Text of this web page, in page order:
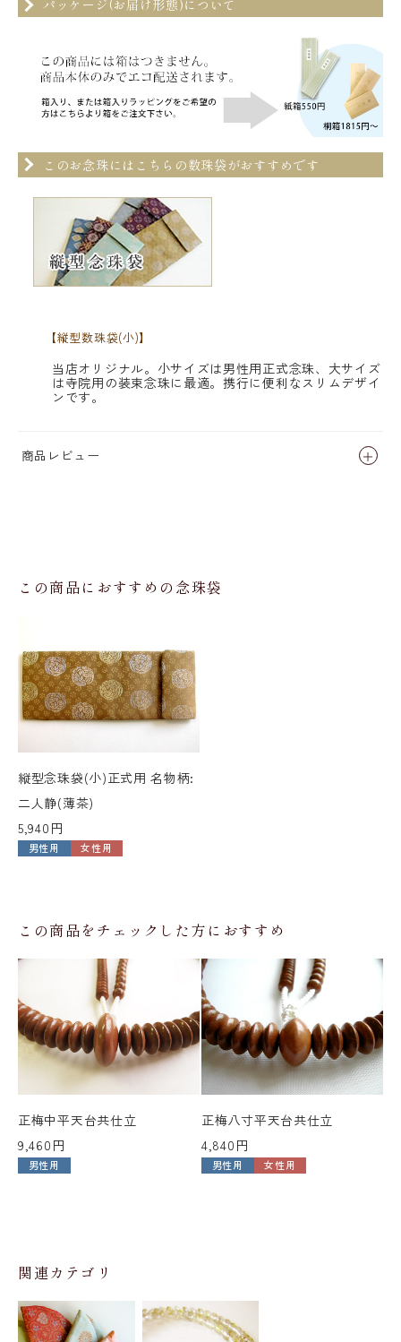
パッケージ(お届け形態)について
このお念珠にはこちらの数珠袋がおすすめです
【縦型数珠袋(小)】
当店オリジナル。小サイズは男性用正式念珠、大サイズ
は寺院用の装束念珠に最適。携行に便利なスリムデザイ
ンです。
商品レビュー
この商品におすすめの念珠袋
縦型念珠袋(小)正式用 名物柄:
二人静(薄茶)
5,940円
男性用 女性用
この商品をチェックした方におすすめ
正梅中平天台共仕立
9,460円
男性用
正梅八寸平天台共仕立
4,840円
男性用 女性用
関連カテゴリ